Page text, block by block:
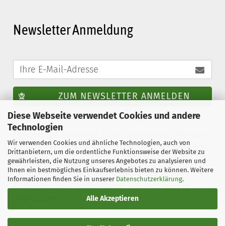
Diese Webseite verwendet Cookies und andere
Technologien
Wir verwenden Cookies und ähnliche Technologien, auch von
Drittanbietern, um die ordentliche Funktionsweise der Website zu
gewährleisten, die Nutzung unseres Angebotes zu analysieren und
Ihnen ein bestmögliches Einkaufserlebnis bieten zu können. Weitere
Informationen finden Sie in unserer Datenschutzerklärung.
Alle Akzeptieren
Newsletter Anmeldung
ZUM NEWSLETTER ANMELDEN
Melden Sie sich noch heute zum Weber-Messer-
Newsletter an und profitieren Sie von exklusiven
Vergünstigungen. Sie können den Newsletter
jederzeit kostenlos abbestellen. Die
Kontaktdaten hierzu finden Sie in unserem